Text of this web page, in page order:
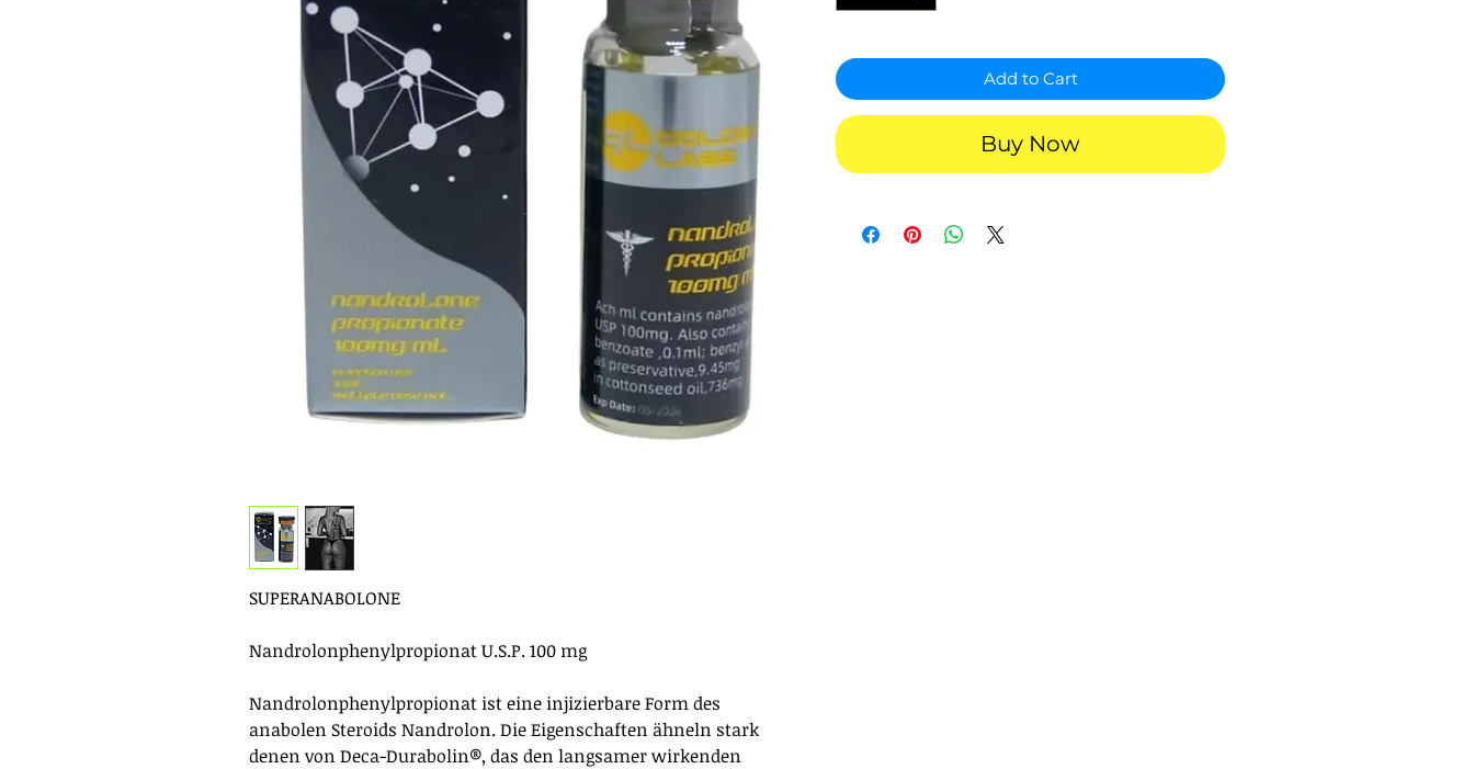
SUPERANABOLONE
Nandrolonphenylpropionat U.S.P. 100 mg
Nandrolonphenylpropionat ist eine injizierbare Form des
anabolen Steroids Nandrolon. Die Eigenschaften ähneln stark
denen von Deca-Durabolin®, das den langsamer wirkenden
Add to Cart
Buy Now